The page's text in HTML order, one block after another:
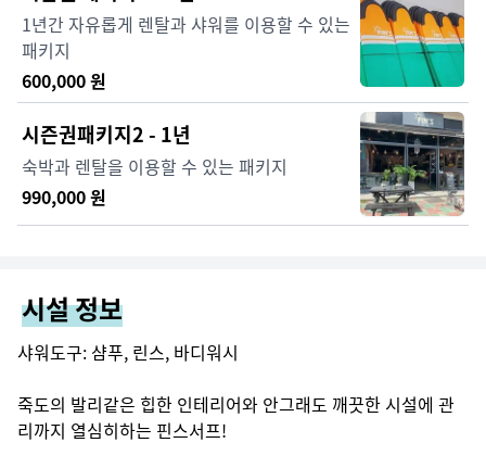
시설 정보
샤워도구: 샴푸, 린스, 바디워시
죽도의 발리같은 힙한 인테리어와 안그래도 깨끗한 시설에 관
리까지 열심히하는 핀스서프!
1년간 자유롭게 렌탈과 샤워를 이용할 수 있는
패키지
600,000원
시즌권패키지2 - 1년
숙박과 렌탈을 이용할 수 있는 패키지
990,000원